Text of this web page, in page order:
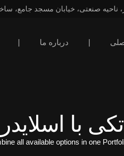
ناحیه صنعتی، خیابان مسجد جامع،
درباره ما
با
all available options in one